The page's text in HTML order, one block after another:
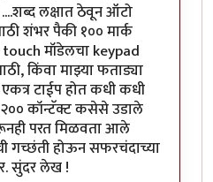
लक्षात ठेवून ऑटो
शंभर पैकी १०० मार्क
touch मॉडेलचा keypad
किंवा माझ्या फताड्या
टाईप होत कधी कधी
कॉन्टॅक्ट कसेसे उडाले
परत मिळवता आले
गच्छंती होऊन सफरचंदाच्या
सुंदर लेख !